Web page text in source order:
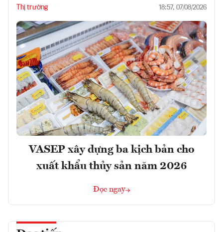
Thị trường 18:57, 07/08/2026
VASEP xây dựng ba kịch bản cho
xuất khẩu thủy sản năm 2026
Đọc ngay